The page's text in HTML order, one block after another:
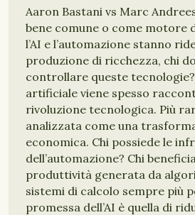
Aaron Bastani vs Marc
bene comune o come motore
l’AI e l’automazione stanno
produzione di ricchezza, chi
controllare queste tecnologie?
artificiale viene spesso
rivoluzione tecnologica. Più
analizzata come una
economica. Chi possiede le
dell’automazione? Chi
produttività generata da
sistemi di calcolo sempre più
promessa dell’AI è quella di